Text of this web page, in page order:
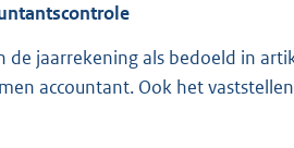
de jaarrekening als bedoeld in
accountant. Ook het